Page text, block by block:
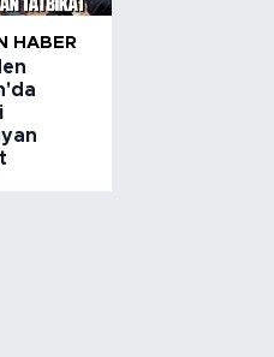
HABER